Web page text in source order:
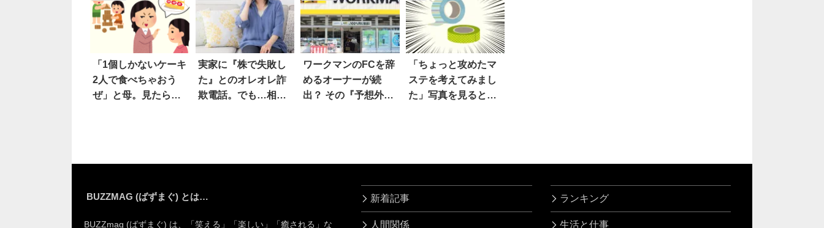
「1個しかないケーキ
2人で食べちゃおう
ぜ」と母。見たら…
実家に『株で失敗し
た』とのオレオレ詐
欺電話。でも…相手
ワークマンのFCを辞
めるオーナーが続
出？ その『予想外す
「ちょっと攻めたマ
ステを考えてみまし
た」写真を見ると…
BUZZMAG (ばずまぐ) とは…
BUZZmag (ばずまぐ) は、「笑える」「楽しい」「癒される」な
新着記事
人間関係
ランキング
生活と仕事